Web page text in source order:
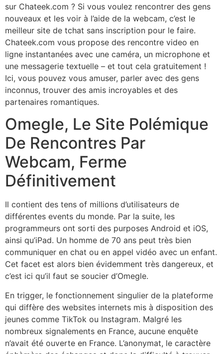
sur Chateek.com ? Si vous voulez rencontrer des gens
nouveaux et les voir à l’aide de la webcam, c’est le
meilleur site de tchat sans inscription pour le faire.
Chateek.com vous propose des rencontre video en
ligne instantanées avec une caméra, un microphone et
une messagerie textuelle – et tout cela gratuitement !
Ici, vous pouvez vous amuser, parler avec des gens
inconnus, trouver des amis incroyables et des
partenaires romantiques.
Omegle, Le Site Polémique
De Rencontres Par
Webcam, Ferme
Définitivement
Il contient des tens of millions d’utilisateurs de
différentes events du monde. Par la suite, les
programmeurs ont sorti des purposes Android et iOS,
ainsi qu’iPad. Un homme de 70 ans peut très bien
communiquer en chat ou en appel vidéo avec un enfant.
Cet facet est alors bien évidemment très dangereux, et
c’est ici qu’il faut se soucier d’Omegle.
En trigger, le fonctionnement singulier de la plateforme
qui diffère des websites internets mis à disposition des
jeunes comme TikTok ou Instagram. Malgré les
nombreux signalements en France, aucune enquête
n’avait été ouverte en France. L’anonymat, le caractère